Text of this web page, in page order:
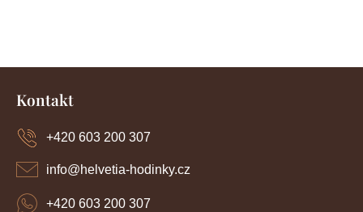
Z
Kontakt
info@helvetia-hodinky.cz
+420 603 200 307
+420 603 200 307